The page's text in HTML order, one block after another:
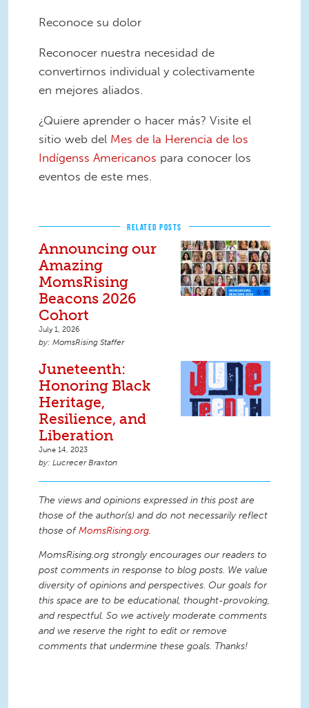
Reconoce su dolor
Reconocer nuestra necesidad de
convertirnos individual y colectivamente
en mejores aliados.
¿Quiere aprender o hacer más? Visite el
sitio web del Mes de la Herencia de los
Indígenss Americanos para conocer los
eventos de este mes.
RELATED POSTS
Announcing our
Amazing
MomsRising
Beacons 2026
Cohort
July 1, 2026
MomsRising Staffer
Juneteenth:
Honoring Black
Heritage,
Resilience, and
Liberation
June 14, 2023
Lucrecer Braxton
The views and opinions expressed in this post are
those of the author(s) and do not necessarily reflect
those ofMomsRising.org.
MomsRising.org strongly encourages our readers to
post comments in response to blog posts. We value
diversity of opinions and perspectives. Our goals for
this space are to be educational, thought-provoking,
and respectful. So we actively moderate comments
and we reserve the right to edit or remove
comments that undermine these goals. Thanks!